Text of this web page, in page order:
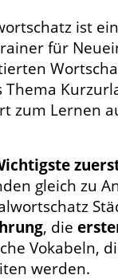
ist
für
zum Lernen
gleich zu
, die
Vokabeln,
werden.